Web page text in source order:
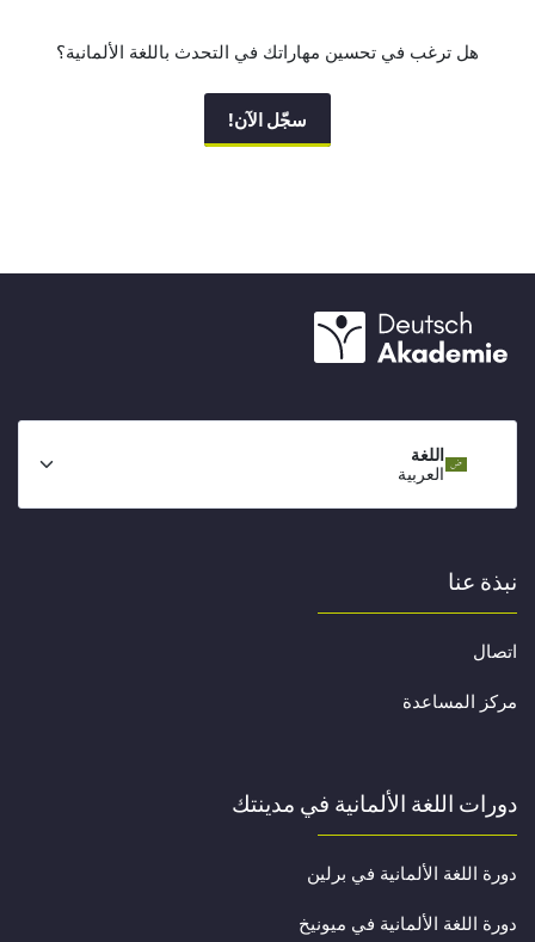
هل ترغب في تحسين مهاراتك في التحدث باللغة الألمانية؟
سجّل الآن!
اللغة
العربية
نبذة عنا
اتصال
مركز المساعدة
دورات اللغة الألمانية في مدينتك
دورة اللغة الألمانية في برلين
دورة اللغة الألمانية في ميونيخ